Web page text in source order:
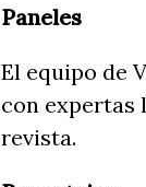
Paneles
El equipo de
con expertas
revista.